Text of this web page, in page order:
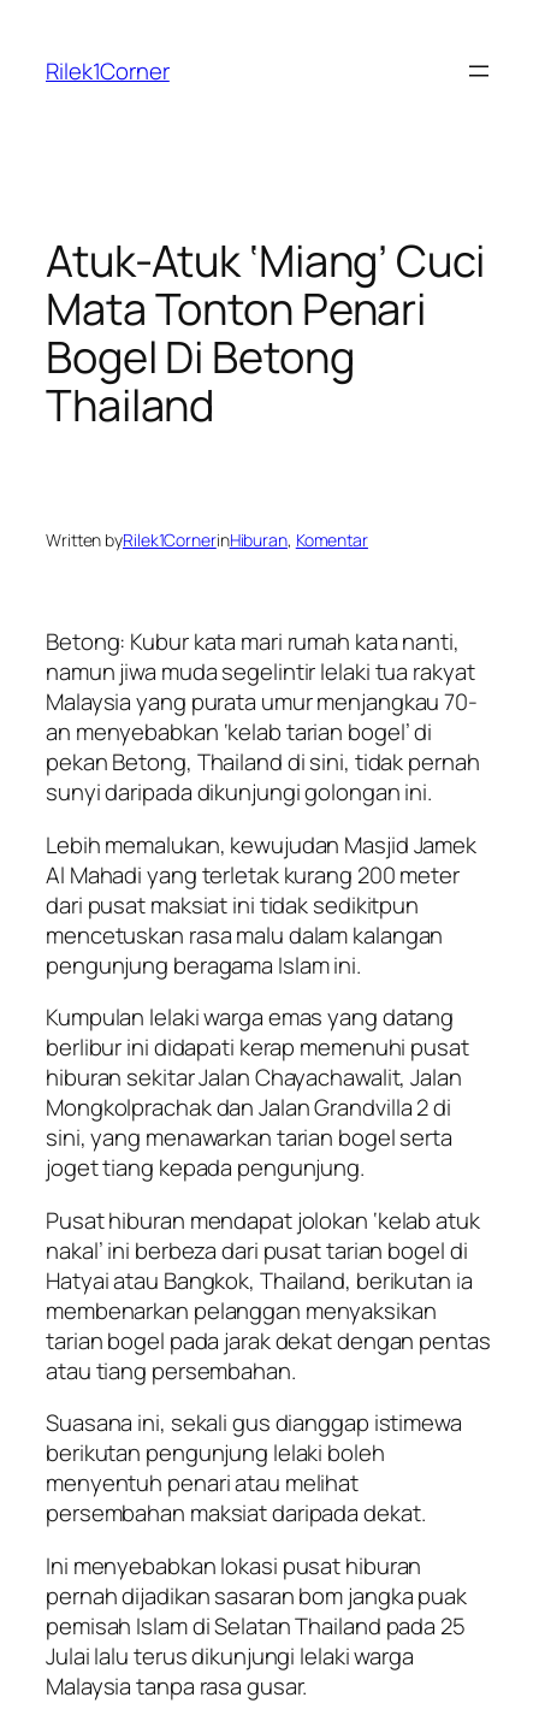
content
Rilek1Corner
Atuk-Atuk ‘Miang’ Cuci
Mata Tonton Penari
Bogel Di Betong
Thailand
Written byRilek1CornerinHiburan, Komentar
Betong: Kubur kata mari rumah kata nanti,
namun jiwa muda segelintir lelaki tua rakyat
Malaysia yang purata umur menjangkau 70-
an menyebabkan ‘kelab tarian bogel’ di
pekan Betong, Thailand di sini, tidak pernah
sunyi daripada dikunjungi golongan ini.
Lebih memalukan, kewujudan Masjid Jamek
Al Mahadi yang terletak kurang 200 meter
dari pusat maksiat ini tidak sedikitpun
mencetuskan rasa malu dalam kalangan
pengunjung beragama Islam ini.
Kumpulan lelaki warga emas yang datang
berlibur ini didapati kerap memenuhi pusat
hiburan sekitar Jalan Chayachawalit, Jalan
Mongkolprachak dan Jalan Grandvilla 2 di
sini, yang menawarkan tarian bogel serta
joget tiang kepada pengunjung.
Pusat hiburan mendapat jolokan ‘kelab atuk
nakal’ ini berbeza dari pusat tarian bogel di
Hatyai atau Bangkok, Thailand, berikutan ia
membenarkan pelanggan menyaksikan
tarian bogel pada jarak dekat dengan pentas
atau tiang persembahan.
Suasana ini, sekali gus dianggap istimewa
berikutan pengunjung lelaki boleh
menyentuh penari atau melihat
persembahan maksiat daripada dekat.
Ini menyebabkan lokasi pusat hiburan
pernah dijadikan sasaran bom jangka puak
pemisah Islam di Selatan Thailand pada 25
Julai lalu terus dikunjungi lelaki warga
Malaysia tanpa rasa gusar.